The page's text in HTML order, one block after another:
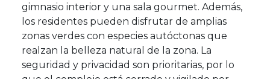
gimnasio interior y una sala gourmet. Además,
los residentes pueden disfrutar de amplias
zonas verdes con especies autóctonas que
realzan la belleza natural de la zona. La
seguridad y privacidad son prioritarias, por lo